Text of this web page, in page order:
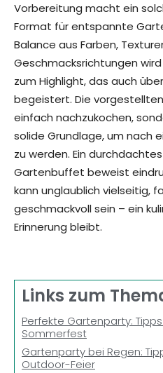
Vorbereitung macht ein
Format für entspannte
Balance aus Farben,
Geschmacksrichtungen
zum Highlight, das auch
begeistert. Die
einfach nachzukochen,
solide Grundlage, um nach
zu werden. Ein
Gartenbuffet beweist
kann unglaublich vielseitig,
geschmackvoll sein – ein
Erinnerung bleibt.
Links zum
Perfekte Gartenparty:
Sommerfest
Gartenparty bei Regen:
Outdoor-Feier